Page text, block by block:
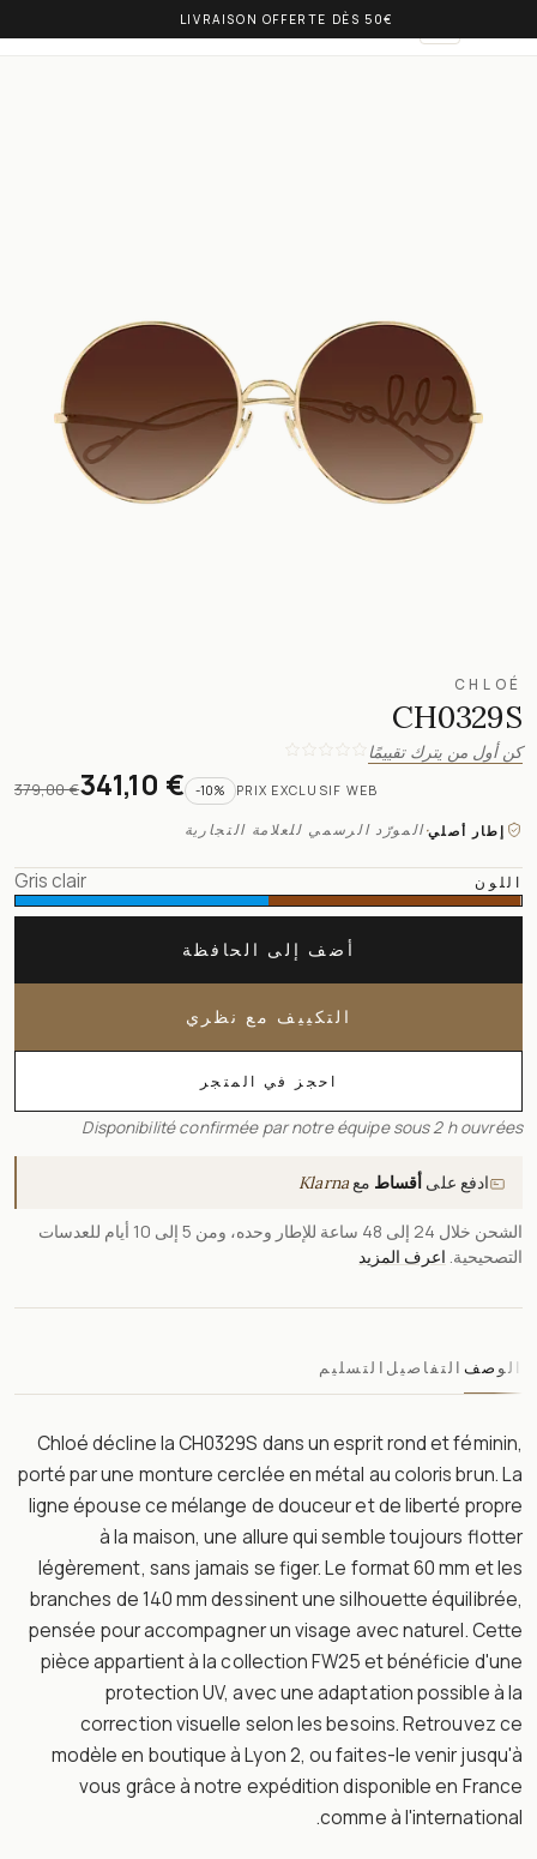
LIVRAISON OFFERTE DÈS 50€
OLIVIA BALM
CHLOÉ
CH0329S
كن أول من يترك تقييمًا
379,00 €341,10 € -10% PRIX EXCLUSIF WEB
إطار أصلي·المورّد الرسمي للعلامة التجارية
اللون Gris clair
أضف إلى الحافظة
التكييف مع نظري
احجز في المتجر
Disponibilité confirmée par notre équipe sous 2 h ouvrées
ادفع على أقساط معKlarna
الشحن خلال 24 إلى 48 ساعة للإطار وحده، ومن 5 إلى 10 أيام للعدسات
التصحيحية. اعرف المزيد
الوصف التفاصيل التسليم
Chloé décline la CH0329S dans un esprit rond et féminin,
porté par une monture cerclée en métal au coloris brun. La
ligne épouse ce mélange de douceur et de liberté propre
à la maison, une allure qui semble toujours flotter
légèrement, sans jamais se figer. Le format 60 mm et les
branches de 140 mm dessinent une silhouette équilibrée,
pensée pour accompagner un visage avec naturel. Cette
pièce appartient à la collection FW25 et bénéficie d'une
protection UV, avec une adaptation possible à la
correction visuelle selon les besoins. Retrouvez ce
modèle en boutique à Lyon 2, ou faites-le venir jusqu'à
vous grâce à notre expédition disponible en France
comme à l'international.